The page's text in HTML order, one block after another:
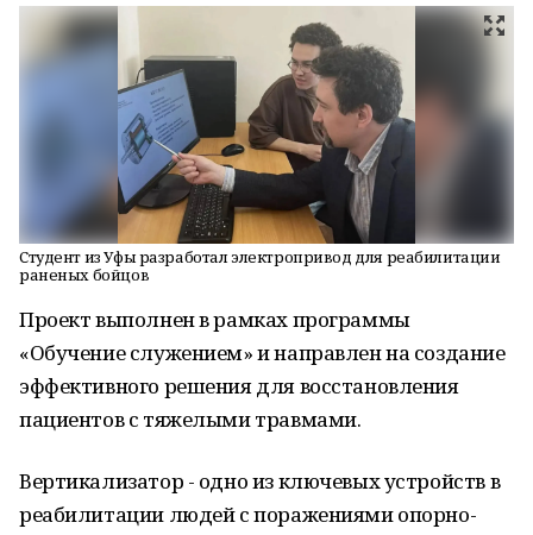
Студент из Уфы разработал электропривод для реабилитации
раненых бойцов
Проект выполнен в рамках программы
«Обучение служением» и направлен на создание
эффективного решения для восстановления
пациентов с тяжелыми травмами.
Вертикализатор - одно из ключевых устройств в
реабилитации людей с поражениями опорно-